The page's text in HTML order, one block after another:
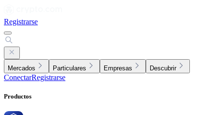
Registrarse
Mercados Particulares Empresas Descubrir
ConectarRegistrarse
Productos